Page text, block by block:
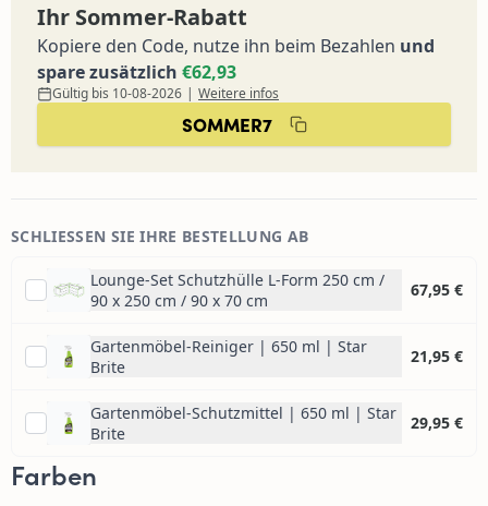
SOMMER7
Ihr Sommer-Rabatt
Kopiere den Code, nutze ihn beim Bezahlen und
spare zusätzlich €62,93
Gültig bis 10-08-2026 | Weitere infos
SCHLIESSEN SIE IHRE BESTELLUNG AB
Lounge-Set Schutzhülle L-Form 250 cm /
90 x 250 cm / 90 x 70 cm
67,95 €
Gartenmöbel-Reiniger | 650 ml | Star
Brite
21,95 €
Gartenmöbel-Schutzmittel | 650 ml | Star
Brite
29,95 €
Farben